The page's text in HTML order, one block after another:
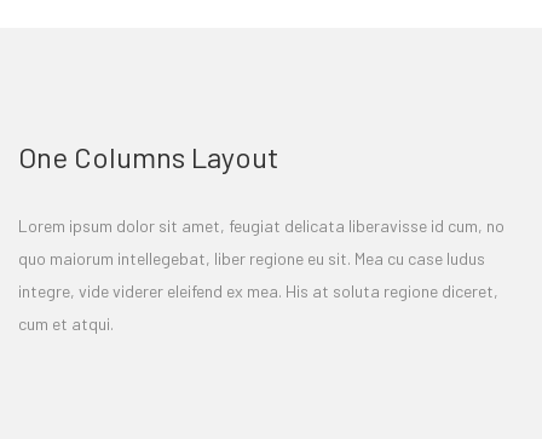
One Columns Layout
Lorem ipsum dolor sit amet, feugiat delicata liberavisse id cum, no
quo maiorum intellegebat, liber regione eu sit. Mea cu case ludus
integre, vide viderer eleifend ex mea. His at soluta regione diceret,
cum et atqui.